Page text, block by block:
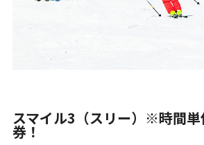
スマイル3（スリー）※時間単
券！